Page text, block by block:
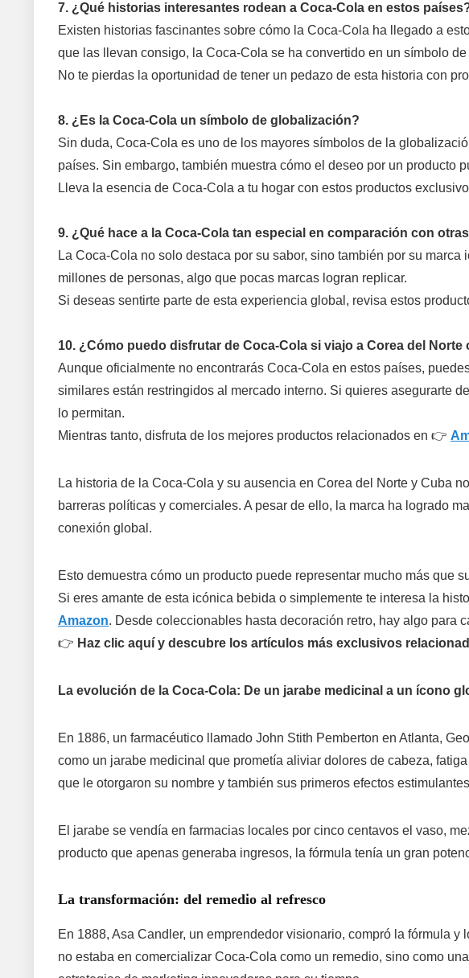
7. ¿Qué historias interesantes rodean a Coca-Cola en estos
Existen historias fascinantes sobre cómo la Coca-Cola ha llegado a
que las llevan consigo, la Coca-Cola se ha convertido en un símbolo
No te pierdas la oportunidad de tener un pedazo de esta historia con
8. ¿Es la Coca-Cola un símbolo de globalización?
Sin duda, Coca-Cola es uno de los mayores símbolos de la
países. Sin embargo, también muestra cómo el deseo por un producto
Lleva la esencia de Coca-Cola a tu hogar con estos productos
9. ¿Qué hace a la Coca-Cola tan especial en comparación con
La Coca-Cola no solo destaca por su sabor, sino también por su
millones de personas, algo que pocas marcas logran replicar.
Si deseas sentirte parte de esta experiencia global, revisa estos
10. ¿Cómo puedo disfrutar de Coca-Cola si viajo a Corea del Norte
Aunque oficialmente no encontrarás Coca-Cola en estos países,
similares están restringidos al mercado interno. Si quieres asegurarte
lo permitan.
Mientras tanto, disfruta de los mejores productos relacionados en 👉
La historia de la Coca-Cola y su ausencia en Corea del Norte y Cuba
barreras políticas y comerciales. A pesar de ello, la marca ha logrado
conexión global.
Esto demuestra cómo un producto puede representar mucho más que
Si eres amante de esta icónica bebida o simplemente te interesa la
Amazon. Desde coleccionables hasta decoración retro, hay algo para
👉 Haz clic aquí y descubre los artículos más exclusivos
La evolución de la Coca-Cola: De un jarabe medicinal a un ícono
En 1886, un farmacéutico llamado John Stith Pemberton en Atlanta,
como un jarabe medicinal que prometía aliviar dolores de cabeza,
que le otorgaron su nombre y también sus primeros efectos
El jarabe se vendía en farmacias locales por cinco centavos el vaso,
producto que apenas generaba ingresos, la fórmula tenía un gran
La transformación: del remedio al refresco
En 1888, Asa Candler, un emprendedor visionario, compró la fórmula
no estaba en comercializar Coca-Cola como un remedio, sino como